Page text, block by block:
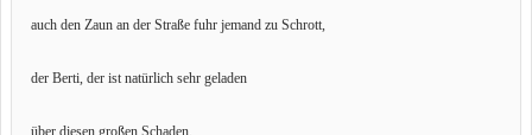
auch den Zaun an der Straße fuhr jemand zu Schrott,
der Berti, der ist natürlich sehr geladen
über diesen großen Schaden.